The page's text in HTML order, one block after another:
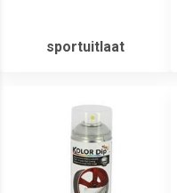
sportuitlaat